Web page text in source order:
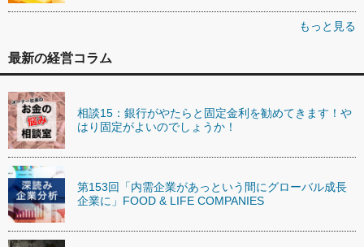
もっと見る
最新の経営コラム
相談15：銀行がやたらと固定金利を勧めてきます！や
はり固定がよいのでしょうか！
第153回「内需企業があっという間にグローバル成長
企業に」FOOD & LIFE COMPANIES